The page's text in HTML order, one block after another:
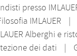
presso
IMLAUER
Alberghi e
dei dati